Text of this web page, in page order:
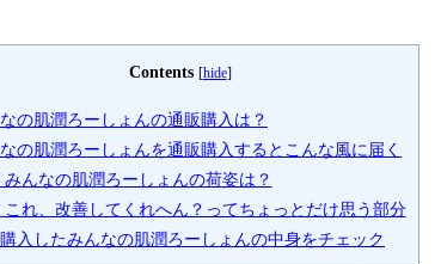
Contents [hide]
の肌潤ろーしょんの通販購入は？
の肌潤ろーしょんを通販購入するとこんな風に届く
みんなの肌潤ろーしょんの荷姿は？
これ、改善してくれへん？ってちょっとだけ思う部分
入したみんなの肌潤ろーしょんの中身をチェック